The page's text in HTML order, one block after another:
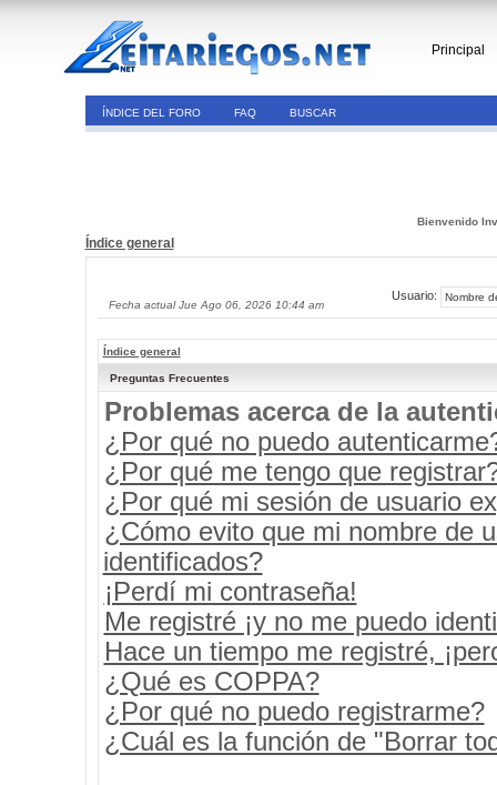
Principal
ÍNDICE DEL FORO FAQ BUSCAR
Bienvenido
Índice general
Fecha actual Jue Ago 06, 2026 10:44 am
Usuario:
Índice general
Preguntas Frecuentes
Problemas acerca de la
¿Por qué no puedo
¿Por qué me tengo que
¿Por qué mi sesión de usuario
¿Cómo evito que mi nombre de
identificados?
¡Perdí mi contraseña!
Me registré ¡y no me puedo
Hace un tiempo me registré,
¿Qué es COPPA?
¿Por qué no puedo registrarme?
¿Cuál es la función de "Borrar